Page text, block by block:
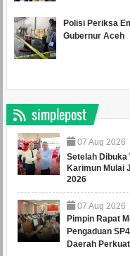
Polisi Periksa
Gubernur Aceh
simplepost
07 Aug 2026
Setelah Dibuka
Karimun Mulai
2026
07 Aug 2026
Pimpin Rapat
Pengaduan
Daerah